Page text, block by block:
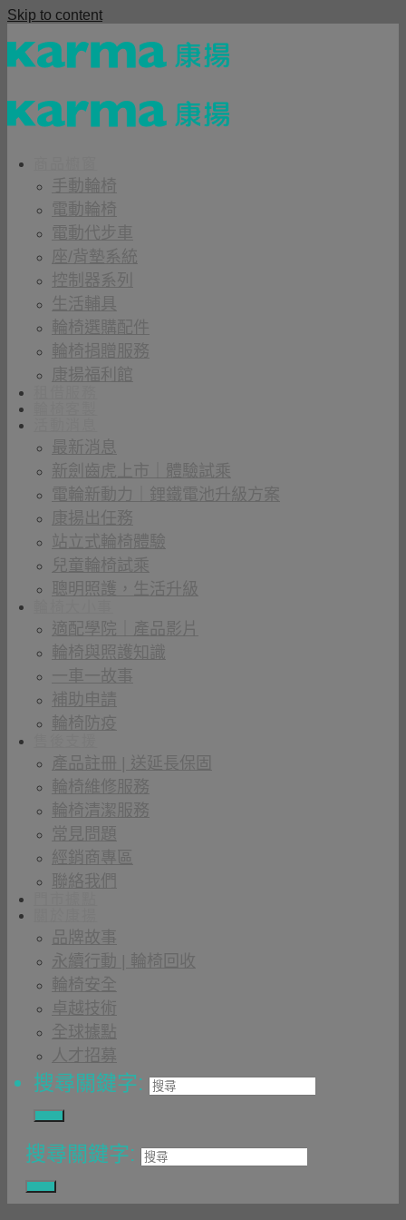
Skip to content
手動輪椅
電動輪椅
電動代步車
座/背墊系統
控制器系列
生活輔具
輪椅選購配件
輪椅捐贈服務
康揚福利館
最新消息
新劍齒虎上市｜體驗試乘
電輪新動力｜鋰鐵電池升級方案
康揚出任務
站立式輪椅體驗
兒童輪椅試乘
聰明照護，生活升級
適配學院｜產品影片
輪椅與照護知識
一車一故事
補助申請
輪椅防疫
產品註冊 | 送延長保固
輪椅維修服務
輪椅清潔服務
常見問題
經銷商專區
聯絡我們
品牌故事
永續行動 | 輪椅回收
輪椅安全
卓越技術
全球據點
人才招募
搜尋關鍵字:
搜尋關鍵字: